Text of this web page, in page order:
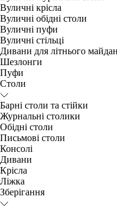
Вуличні крісла
Вуличні обідні столи
Вуличні пуфи
Вуличні стільці
Дивани для літнього
Шезлонги
Пуфи
Столи
Барні столи та стійки
Журнальні столики
Обідні столи
Письмові столи
Консолі
Дивани
Крісла
Ліжка
Зберігання